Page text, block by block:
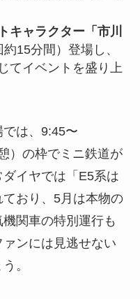
キャラクター「市川
15分間）登場し、
てイベントを盛り上
は、9:45〜
）の枠でミニ鉄道が
イヤでは「E5系は
おり、5月は本物の
関車の特別運行も
ンには見逃せない
。